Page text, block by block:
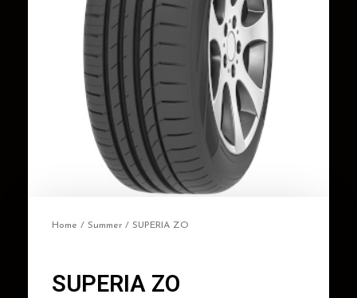
Home / Summer / SUPERIA ZO
SUPERIA ZO